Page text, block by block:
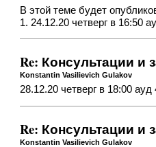
В этой теме будет
1. 24.12.20 четверг в 16:50
Re: Консультации и
Konstantin Vasilievich Gulakov
28.12.20 четверг в 18:00 ауд
Re: Консультации и
Konstantin Vasilievich Gulakov